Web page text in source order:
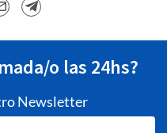
o las 24hs?
Newsletter